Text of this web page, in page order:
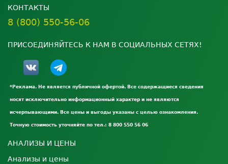
КОНТАКТЫ
8 (800) 550-56-06
ПРИСОЕДИНЯЙТЕСЬ К НАМ В СОЦИАЛЬНЫХ СЕТЯХ!
*Реклама. Не является публичной офертой. Все содержащиеся сведения
носят исключительно информационный характер и не являются
исчерпывающими. Все цены и выгоды указаны с целью ознакомления.
Точную стоимость уточняйте по тел.: 8 800 550 56 06
АНАЛИЗЫ И ЦЕНЫ
Анализы и цены